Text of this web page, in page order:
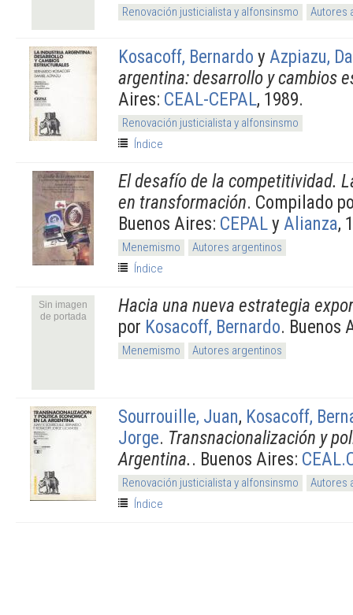
Renovación justicialista y alfonsinsmo Autores
Kosacoff, Bernardo y Azpiazu,
argentina: desarrollo y cambios
Aires: CEAL-CEPAL, 1989.
Renovación justicialista y alfonsinsmo
Índice
El desafío de la competitividad.
en transformación. Compilado
Buenos Aires: CEPALy Alianza,
Menemismo
Autores argentinos
Índice
Sin imagen
de portada
Hacia una nueva estrategia
por Kosacoff, Bernardo. Buenos
Menemismo Autores argentinos
Sourrouille, Juan, Kosacoff,
Jorge. Transnacionalización y
Argentina.. Buenos Aires:
Renovación justicialista y alfonsinsmo
Autores
Índice